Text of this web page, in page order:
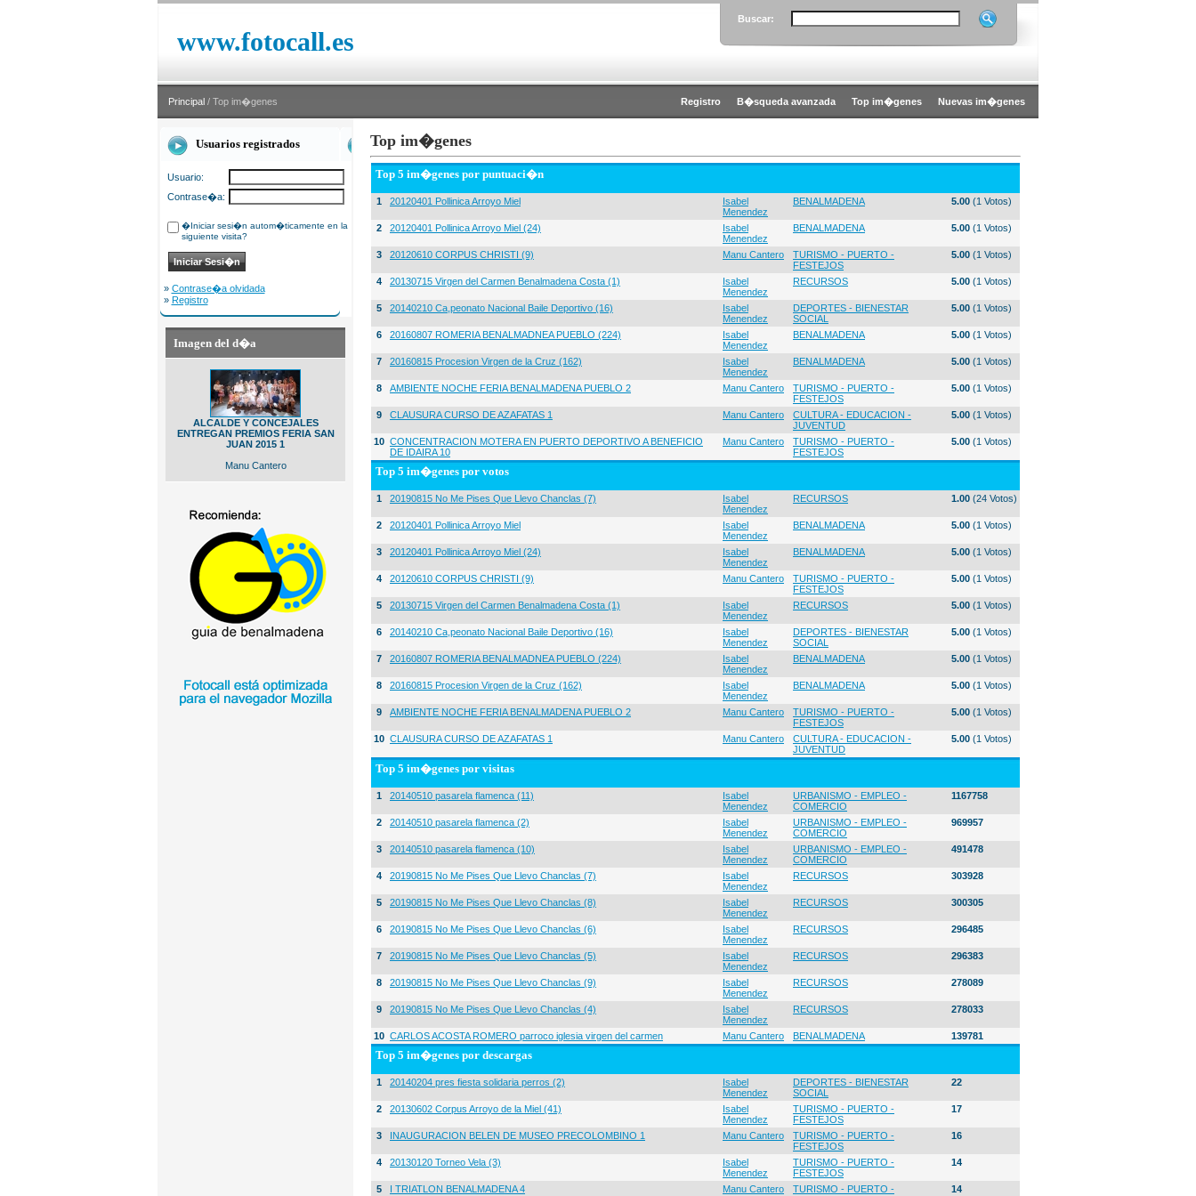
www.fotocall.es
Buscar:
Principal / Top im�genes Registro B�squeda avanzada Top im�genes Nuevas im�genes
Usuarios registrados
Usuario:
Contrase�a:
�Iniciar sesi�n autom�ticamente en la
siguiente visita?
» Contrase�a olvidada
» Registro
Imagen del d�a
ALCALDE Y CONCEJALES
ENTREGAN PREMIOS FERIA SAN
JUAN 2015 1
Manu Cantero
Top im�genes
Top 5 im�genes por puntuaci�n
1 20120401 Pollinica Arroyo Miel
Isabel
Menendez
BENALMADENA 5.00 (1 Votos)
2 20120401 Pollinica Arroyo Miel (24)
Isabel
Menendez
BENALMADENA 5.00 (1 Votos)
3 20120610 CORPUS CHRISTI (9) Manu Cantero
TURISMO - PUERTO -
FESTEJOS
5.00 (1 Votos)
4 20130715 Virgen del Carmen Benalmadena Costa (1)
Isabel
Menendez
RECURSOS 5.00 (1 Votos)
5 20140210 Ca,peonato Nacional Baile Deportivo (16)
Isabel
Menendez
DEPORTES - BIENESTAR
SOCIAL
5.00 (1 Votos)
6 20160807 ROMERIA BENALMADNEA PUEBLO (224)
Isabel
Menendez
BENALMADENA 5.00 (1 Votos)
7 20160815 Procesion Virgen de la Cruz (162)
Isabel
Menendez
BENALMADENA 5.00 (1 Votos)
8 AMBIENTE NOCHE FERIA BENALMADENA PUEBLO 2 Manu Cantero
TURISMO - PUERTO -
FESTEJOS
5.00 (1 Votos)
9 CLAUSURA CURSO DE AZAFATAS 1 Manu Cantero
CULTURA - EDUCACION -
JUVENTUD
5.00 (1 Votos)
10 CONCENTRACION MOTERA EN PUERTO DEPORTIVO A BENEFICIO
DE IDAIRA 10
Manu Cantero
TURISMO - PUERTO -
FESTEJOS
5.00 (1 Votos)
Top 5 im�genes por votos
1 20190815 No Me Pises Que Llevo Chanclas (7)
Isabel
Menendez
RECURSOS 1.00 (24 Votos)
2 20120401 Pollinica Arroyo Miel
Isabel
Menendez
BENALMADENA 5.00 (1 Votos)
3 20120401 Pollinica Arroyo Miel (24)
Isabel
Menendez
BENALMADENA 5.00 (1 Votos)
4 20120610 CORPUS CHRISTI (9) Manu Cantero
TURISMO - PUERTO -
FESTEJOS
5.00 (1 Votos)
5 20130715 Virgen del Carmen Benalmadena Costa (1)
Isabel
Menendez
RECURSOS 5.00 (1 Votos)
6 20140210 Ca,peonato Nacional Baile Deportivo (16)
Isabel
Menendez
DEPORTES - BIENESTAR
SOCIAL
5.00 (1 Votos)
7 20160807 ROMERIA BENALMADNEA PUEBLO (224)
Isabel
Menendez
BENALMADENA 5.00 (1 Votos)
8 20160815 Procesion Virgen de la Cruz (162)
Isabel
Menendez
BENALMADENA 5.00 (1 Votos)
9 AMBIENTE NOCHE FERIA BENALMADENA PUEBLO 2 Manu Cantero
TURISMO - PUERTO -
FESTEJOS
5.00 (1 Votos)
10 CLAUSURA CURSO DE AZAFATAS 1 Manu Cantero
CULTURA - EDUCACION -
JUVENTUD
5.00 (1 Votos)
Top 5 im�genes por visitas
1 20140510 pasarela flamenca (11)
Isabel
Menendez
URBANISMO - EMPLEO -
COMERCIO
1167758
2 20140510 pasarela flamenca (2)
Isabel
Menendez
URBANISMO - EMPLEO -
COMERCIO
969957
3 20140510 pasarela flamenca (10)
Isabel
Menendez
URBANISMO - EMPLEO -
COMERCIO
491478
4 20190815 No Me Pises Que Llevo Chanclas (7)
Isabel
Menendez
RECURSOS 303928
5 20190815 No Me Pises Que Llevo Chanclas (8)
Isabel
Menendez
RECURSOS 300305
6 20190815 No Me Pises Que Llevo Chanclas (6)
Isabel
Menendez
RECURSOS 296485
7 20190815 No Me Pises Que Llevo Chanclas (5)
Isabel
Menendez
RECURSOS 296383
8 20190815 No Me Pises Que Llevo Chanclas (9)
Isabel
Menendez
RECURSOS 278089
9 20190815 No Me Pises Que Llevo Chanclas (4)
Isabel
Menendez
RECURSOS 278033
10 CARLOS ACOSTA ROMERO parroco iglesia virgen del carmen Manu Cantero BENALMADENA 139781
Top 5 im�genes por descargas
1 20140204 pres fiesta solidaria perros (2)
Isabel
Menendez
DEPORTES - BIENESTAR
SOCIAL
22
2 20130602 Corpus Arroyo de la Miel (41)
Isabel
Menendez
TURISMO - PUERTO -
FESTEJOS
17
3 INAUGURACION BELEN DE MUSEO PRECOLOMBINO 1 Manu Cantero
TURISMO - PUERTO -
FESTEJOS
16
4 20130120 Torneo Vela (3)
Isabel
Menendez
TURISMO - PUERTO -
FESTEJOS
14
5 I TRIATLON BENALMADENA 4 Manu Cantero
TURISMO - PUERTO -
14